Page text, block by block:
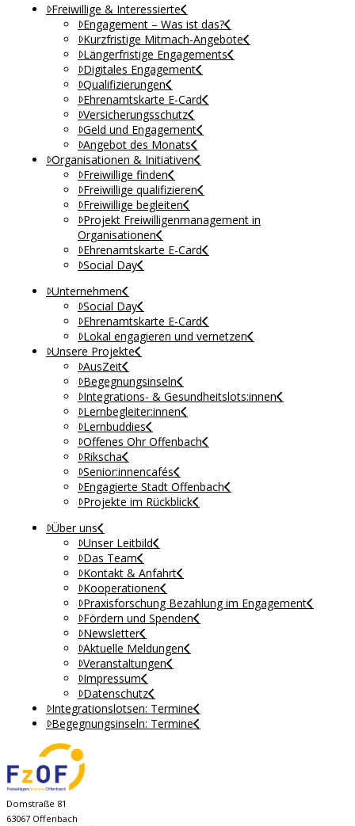
Freiwillige & Interessierte
Engagement – Was ist das?
Kurzfristige Mitmach-Angebote
Längerfristige Engagements
Digitales Engagement
Qualifizierungen
Ehrenamtskarte E-Card
Versicherungsschutz
Geld und Engagement
Angebot des Monats
Organisationen & Initiativen
Freiwillige finden
Freiwillige qualifizieren
Freiwillige begleiten
Projekt Freiwilligenmanagement in
Organisationen
Ehrenamtskarte E-Card
Social Day
Unternehmen
Social Day
Ehrenamtskarte E-Card
Lokal engagieren und vernetzen
Unsere Projekte
AusZeit
Begegnungsinseln
Integrations- & Gesundheitslots:innen
Lernbegleiter:innen
Lernbuddies
Offenes Ohr Offenbach
Rikscha
Senior:innencafés
Engagierte Stadt Offenbach
Projekte im Rückblick
Über uns
Unser Leitbild
Das Team
Kontakt & Anfahrt
Kooperationen
Praxisforschung Bezahlung im Engagement
Fördern und Spenden
Newsletter
Aktuelle Meldungen
Veranstaltungen
Impressum
Datenschutz
Integrationslotsen: Termine
Begegnungsinseln: Termine
Domstraße 81
63067 Offenbach